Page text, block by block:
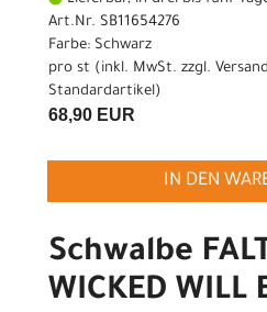
Art.Nr. SB11654276
Farbe: Schwarz
pro st (inkl. MwSt. zzgl.
Standardartikel)
68,90 EUR
IN DEN
Schwalbe
WICKED